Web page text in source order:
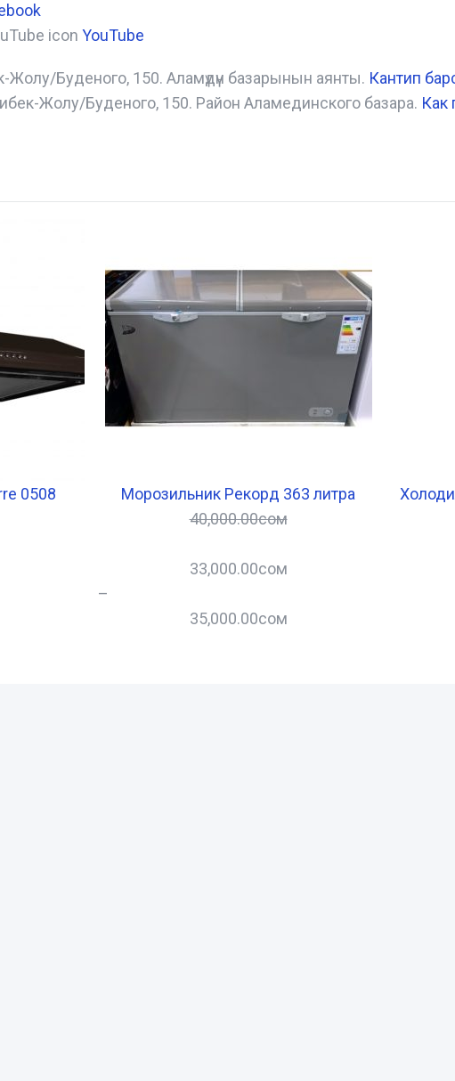
YouTube
Буденого, 150. Аламүдүн базарынын аянты. Кантип
Жолу/Буденого, 150. Район Аламединского базара. Как
0508
Морозильник Рекорд 363 литра
40,000.00сом
33,000.00сом
–
35,000.00сом